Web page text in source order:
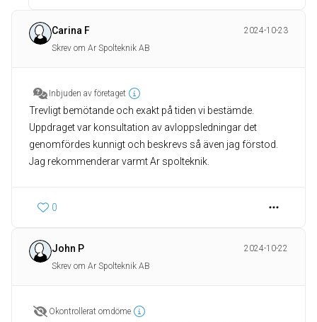
Carina F
2024-10-23
Skrev om Ar Spolteknik AB
Inbjuden av företaget
Trevligt bemötande och exakt på tiden vi bestämde.
Uppdraget var konsultation av avloppsledningar det
genomfördes kunnigt och beskrevs så även jag förstod.
Jag rekommenderar varmt Ar spolteknik.
0
John P
2024-10-22
Skrev om Ar Spolteknik AB
Okontrollerat omdöme